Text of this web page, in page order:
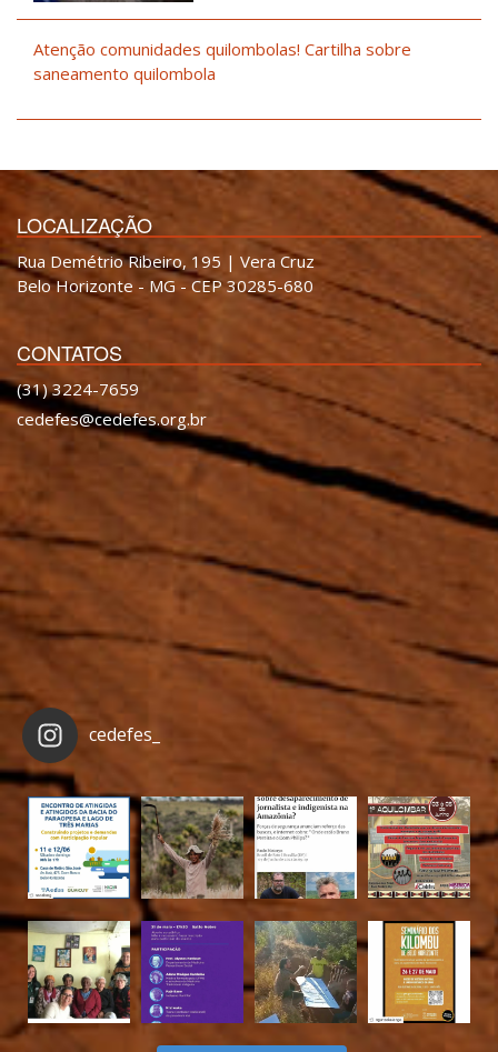
Atenção comunidades quilombolas! Cartilha sobre
saneamento quilombola
LOCALIZAÇÃO
Rua Demétrio Ribeiro, 195 | Vera Cruz
Belo Horizonte - MG - CEP 30285-680
CONTATOS
(31) 3224-7659
cedefes@cedefes.org.br
cedefes_